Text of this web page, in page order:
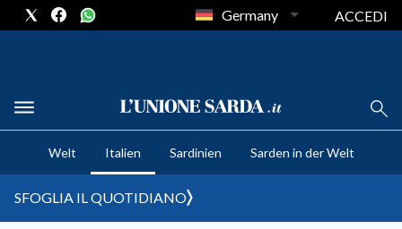
CRONACA SARDEGNA
CAGLIARI
SULCIS IGLESIENTE
Germany ACCEDI
Welt Italien Sardinien Sarden in der Welt
SFOGLIA IL QUOTIDIANO